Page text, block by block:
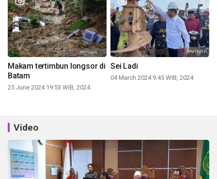
Makam tertimbun longsor di
Batam
25 June 2024 19:53 WIB, 2024
Sei Ladi
04 March 2024 9:45 WIB, 2024
Video